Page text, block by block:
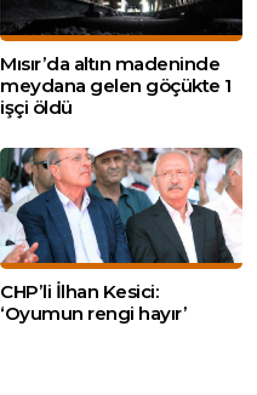
Mısır’da altın madeninde
meydana gelen göçükte 1
işçi öldü
CHP’li İlhan Kesici:
‘Oyumun rengi hayır’